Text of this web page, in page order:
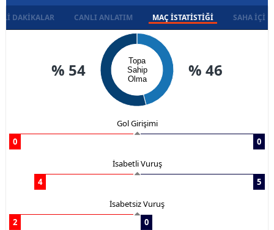
DAKIKALAR CANLI ANLATIM MAÇ İSTATISTIĞI SAHA İÇI
Topa
Sahip
Olma
% 54 % 46
Gol Girişimi
0
0
İsabetli Vuruş
4
5
İsabetsiz Vuruş
2
0